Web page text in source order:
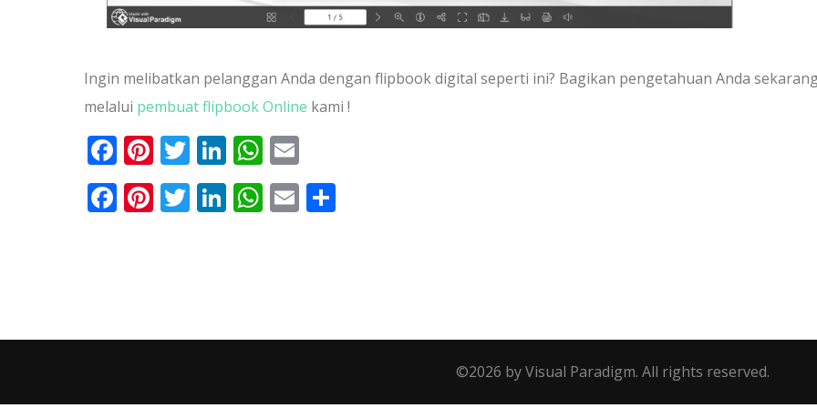
Ingin melibatkan pelanggan Anda dengan flipbook digital seperti ini? Bagikan pengetahuan Anda
melalui pembuat flipbook Online kami !
Facebook
Pinterest
Twitter
LinkedIn
Ada
apa
Facebook
Pinterest
Twitter
LinkedIn
WhatsApp
Email
©2026 by Visual Paradigm. All rights reserved.